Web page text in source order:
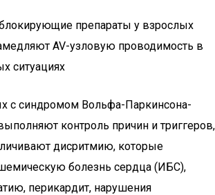
препараты у взрослых
AV-узловую проводимость в
ситуациях
с синдромом Вольфа-Паркинсона-
контроль причин и триггеров,
дисритмию, которые
болезнь сердца (ИБС),
перикардит, нарушения